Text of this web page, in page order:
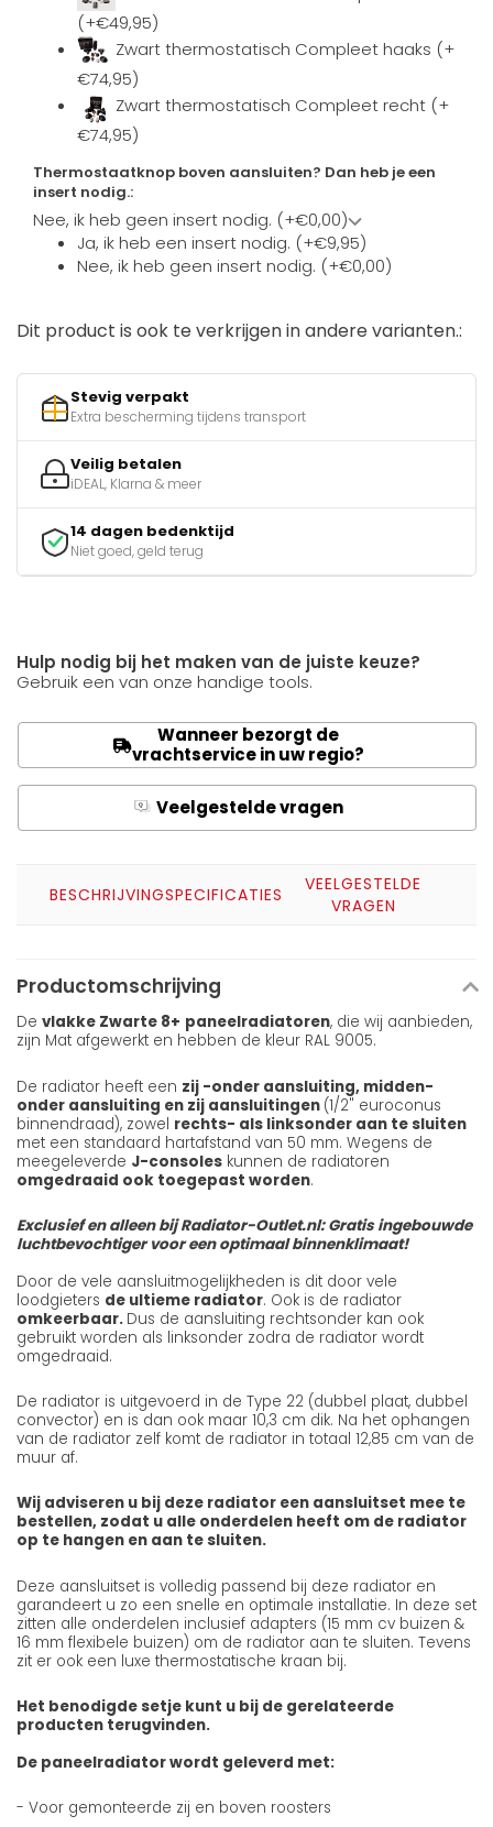
(+€49,95)
Zwart thermostatisch Compleet haaks (+
€74,95)
Zwart thermostatisch Compleet recht (+
€74,95)
Thermostaatknop boven aansluiten? Dan heb je een
insert nodig.:
Nee, ik heb geen insert nodig. (+€0,00)
Ja, ik heb een insert nodig. (+€9,95)
Nee, ik heb geen insert nodig. (+€0,00)
Dit product is ook te verkrijgen in andere varianten.:
Stevig verpakt
Extra bescherming tijdens transport
Veilig betalen
iDEAL, Klarna & meer
14 dagen bedenktijd
Niet goed, geld terug
Hulp nodig bij het maken van de juiste keuze?
Gebruik een van onze handige tools.
Wanneer bezorgt de
vrachtservice in uw regio?
Q Veelgestelde vragen
BESCHRIJVINGSPECIFICATIES
VEELGESTELDE
VRAGEN
Productomschrijving
De vlakke Zwarte 8+ paneelradiatoren, die wij aanbieden,
zijn Mat afgewerkt en hebben de kleur RAL 9005.
De radiator heeft een zij -onder aansluiting, midden-
onder aansluiting en zij aansluitingen (1/2" euroconus
binnendraad), zowel rechts- als linksonder aan te sluiten
met een standaard hartafstand van 50 mm. Wegens de
meegeleverde J-consoles kunnen de radiatoren
omgedraaid ook toegepast worden.
Exclusief en alleen bij Radiator-Outlet.nl: Gratis ingebouwde
luchtbevochtiger voor een optimaal binnenklimaat!
Door de vele aansluitmogelijkheden is dit door vele
loodgieters de ultieme radiator. Ook is de radiator
omkeerbaar. Dus de aansluiting rechtsonder kan ook
gebruikt worden als linksonder zodra de radiator wordt
omgedraaid.
De radiator is uitgevoerd in de Type 22 (dubbel plaat, dubbel
convector) en is dan ook maar 10,3 cm dik. Na het ophangen
van de radiator zelf komt de radiator in totaal 12,85 cm van de
muur af.
Wij adviseren u bij deze radiator een aansluitset mee te
bestellen, zodat u alle onderdelen heeft om de radiator
op te hangen en aan te sluiten.
Deze aansluitset is volledig passend bij deze radiator en
garandeert u zo een snelle en optimale installatie. In deze set
zitten alle onderdelen inclusief adapters (15 mm cv buizen &
16 mm flexibele buizen) om de radiator aan te sluiten. Tevens
zit er ook een luxe thermostatische kraan bij.
Het benodigde setje kunt u bij de gerelateerde
producten terugvinden.
De paneelradiator wordt geleverd met:
- Voor gemonteerde zij en boven roosters